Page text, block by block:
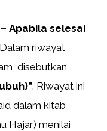
Dalam riwayat
disebutkan
. Riwayat ini
dalam kitab
Hajar) menilai